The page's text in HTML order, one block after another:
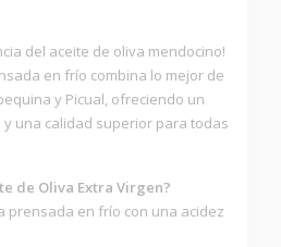
del aceite de oliva mendocino!
en frío combina lo mejor de
y Picual, ofreciendo un
una calidad superior para todas
de Oliva Extra Virgen?
prensada en frío con una acidez